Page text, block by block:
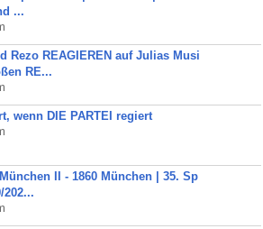
...
Rezo REAGIEREN auf Julias Musi
RE...
wenn DIE PARTEI regiert
II - 1860 München | 35. Sp
202...